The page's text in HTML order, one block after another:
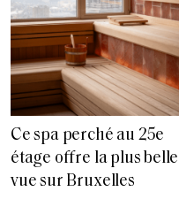
Ce spa perché au 25e
étage offre la plus belle
vue sur Bruxelles